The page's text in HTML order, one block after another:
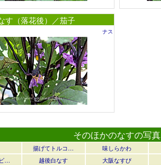
す（落花後）／茄子
ナス
そのほかのなすの写真
揚げてトルコ… 味しらかわ
…
越後白なす 大阪なすび